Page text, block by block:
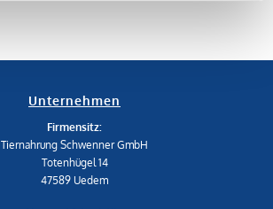
Unternehmen
Firmensitz:
Tiernahrung Schwenner GmbH
Totenhügel 14
47589 Uedem